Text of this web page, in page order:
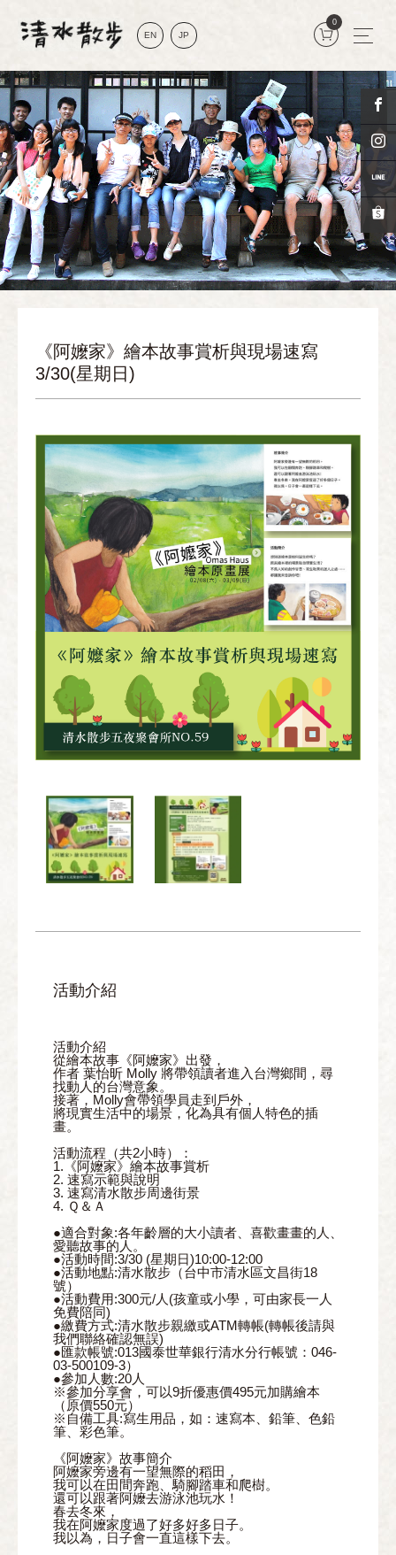
EN JP
0
《阿嬤家》繪本故事賞析與現場速寫
3/30(星期日)
活動介紹
活動介紹
從繪本故事《阿嬤家》出發，
作者 葉怡昕 Molly 將帶領讀者進入台灣鄉間，尋
找動人的台灣意象。
接著，Molly會帶領學員走到戶外，
將現實生活中的場景，化為具有個人特色的插
畫。
活動流程（共2小時）：
1.《阿嬤家》繪本故事賞析
2. 速寫示範與說明
3. 速寫清水散步周邊街景
4. Ｑ＆Ａ
●適合對象:各年齡層的大小讀者、喜歡畫畫的人、
愛聽故事的人。
●活動時間:3/30 (星期日)10:00-12:00
●活動地點:清水散步（台中市清水區文昌街18
號）
●活動費用:300元/人(孩童或小學，可由家長一人
免費陪同)
●繳費方式:清水散步親繳或ATM轉帳(轉帳後請與
我們聯絡確認無誤)
●匯款帳號:013國泰世華銀行清水分行帳號：046-
03-500109-3）
●參加人數:20人
※參加分享會，可以9折優惠價495元加購繪本
（原價550元）
※自備工具:寫生用品，如：速寫本、鉛筆、色鉛
筆、彩色筆。
《阿嬤家》故事簡介
阿嬤家旁邊有一望無際的稻田，
我可以在田間奔跑、騎腳踏車和爬樹。
還可以跟著阿嬤去游泳池玩水！
春去冬來，
我在阿嬤家度過了好多好多日子。
我以為，日子會一直這樣下去。